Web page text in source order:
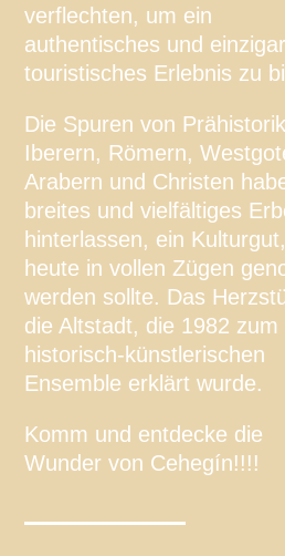
verflechten, um ein
authentisches und
touristisches Erlebnis zu
Die Spuren von
Iberern, Römern,
Arabern und Christen
breites und vielfältiges
hinterlassen, ein
heute in vollen Zügen
werden sollte. Das
die Altstadt, die 1982 zum
historisch-künstlerischen
Ensemble erklärt wurde.
Komm und entdecke die
Wunder von Cehegín!!!!